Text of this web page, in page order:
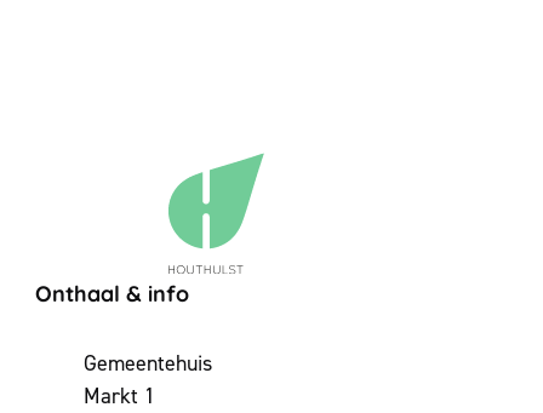
Contact & openingsuren
Onthaal & info
AdresGemeentehuis
Markt 1